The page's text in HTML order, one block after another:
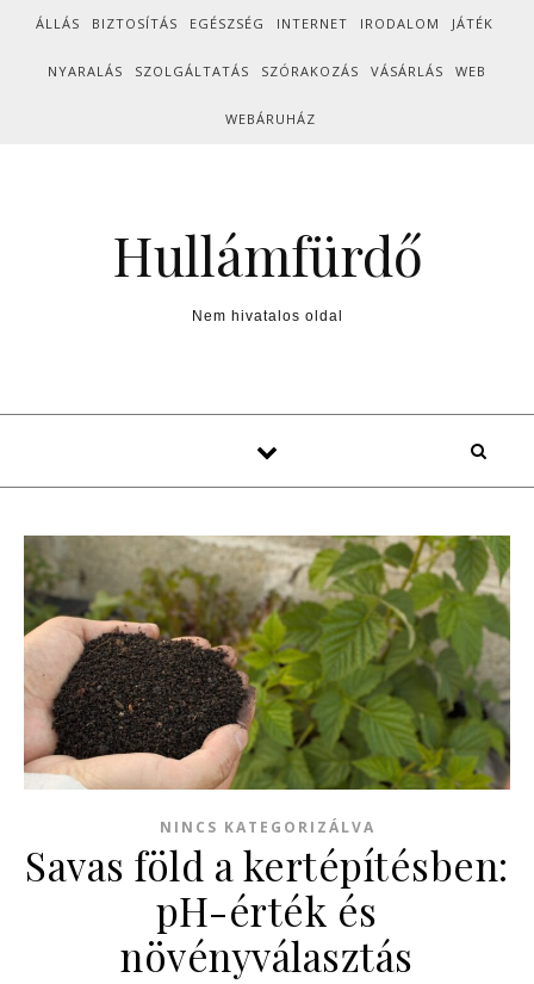
Skip to content
ÁLLÁS BIZTOSÍTÁS EGÉSZSÉG INTERNET IRODALOM JÁTÉK
NYARALÁS SZOLGÁLTATÁS SZÓRAKOZÁS VÁSÁRLÁS WEB
WEBÁRUHÁZ
Hullámfürdő
Nem hivatalos oldal
NINCS KATEGORIZÁLVA
Savas föld a kertépítésben:
pH-érték és
növényválasztás